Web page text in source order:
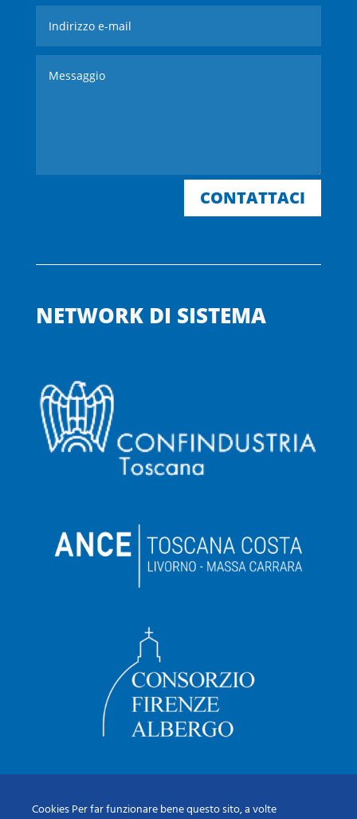
CONTATTACI
NETWORK DI SISTEMA
Cookies Per far funzionare bene questo sito, a volte